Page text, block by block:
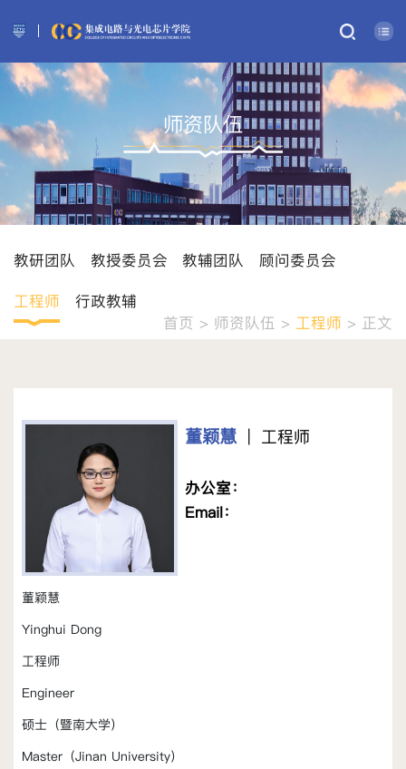
师资队伍
教研团队 教授委员会 教辅团队
顾问委员会
工程师
行政教辅
首页 > 师资队伍 > 工程师 > 正文
董颖慧| 工程师
办公室：
Email：
董颖慧
Yinghui Dong
工程师
Engineer
硕士（暨南大学）
Master（Jinan University）